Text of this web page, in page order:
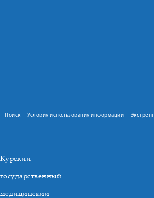
Поиск Условия использования информации
Курский
государственный
медицинский